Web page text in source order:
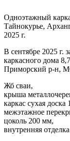
Одноэтажный
Тайнокурье,
2025 г.
В сентябре 2025 г.
каркасного дома
Приморский р-н,
Жб сваи,
крыша
каркас сухая доска
межэтажное
цоколь 200 мм,
внутренняя отделка